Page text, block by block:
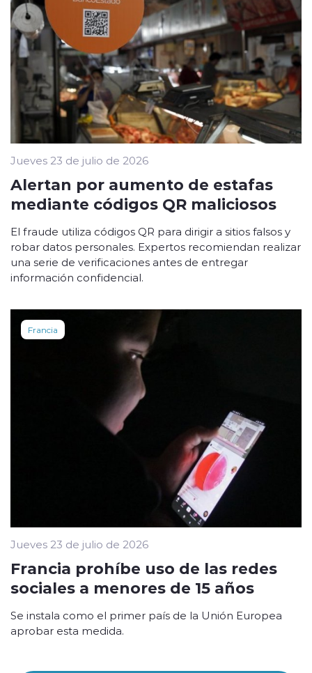
Jueves 23 de julio de 2026
Alertan por aumento de estafas
mediante códigos QR maliciosos
El fraude utiliza códigos QR para dirigir a sitios falsos y
robar datos personales. Expertos recomiendan realizar
una serie de verificaciones antes de entregar
información confidencial.
Francia
Jueves 23 de julio de 2026
Francia prohíbe uso de las redes
sociales a menores de 15 años
Se instala como el primer país de la Unión Europea
aprobar esta medida.